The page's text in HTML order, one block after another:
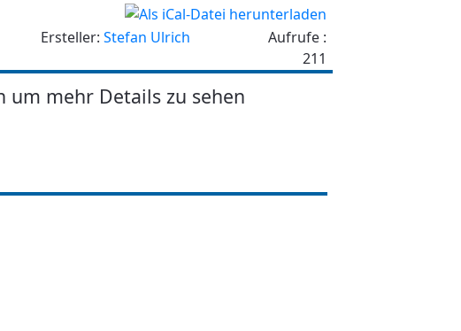
Ersteller: Stefan Ulrich Aufrufe :
211
um mehr Details zu sehen